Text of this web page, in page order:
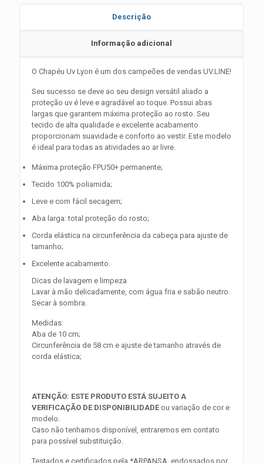
Descrição
Informação adicional
O Chapéu Uv Lyon é um dos campeões de vendas UV.LINE!
Seu sucesso se deve ao seu design versátil aliado a
proteção uv é leve e agradável ao toque. Possui abas
largas que garantem máxima proteção ao rosto. Seu
tecido de alta qualidade e excelente acabamento
proporcionam suavidade e conforto ao vestir. Este modelo
é ideal para todas as atividades ao ar livre.
Máxima proteção FPU50+ permanente;
Tecido 100% poliamida;
Leve e com fácil secagem;
Aba larga: total proteção do rosto;
Corda elástica na circunferência da cabeça para ajuste de
tamanho;
Excelente acabamento.
Dicas de lavagem e limpeza
Lavar à mão delicadamente, com água fria e sabão neutro.
Secar à sombra.
Medidas:
Aba de 10 cm;
Circunferência de 58 cm e ajuste de tamanho através de
corda elástica;
ATENÇÃO: ESTE PRODUTO ESTÁ SUJEITO A
VERIFICAÇÃO DE DISPONIBILIDADE ou variação de cor e
modelo.
Caso não tenhamos disponível, entraremos em contato
para possível substituição.
Testados e certificados pela *ARPANSA, endossados por